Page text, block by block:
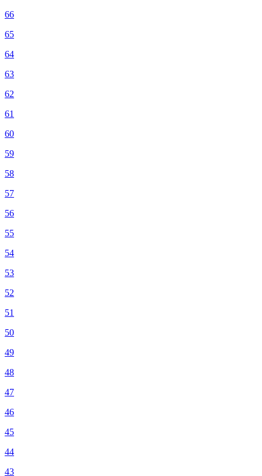
66
65
64
63
62
61
60
59
58
57
56
55
54
53
52
51
50
49
48
47
46
45
44
43